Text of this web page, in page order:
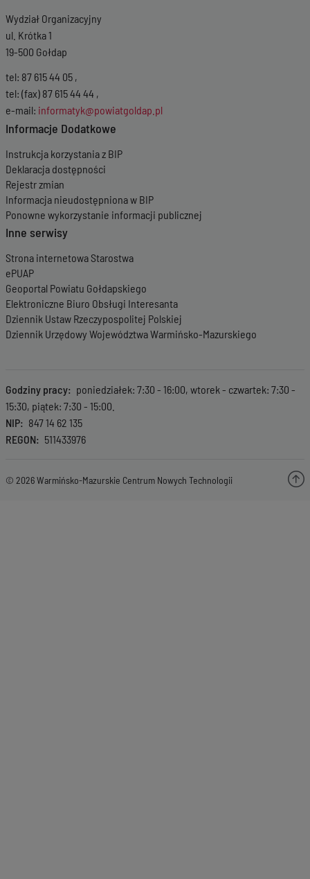
Wydział Organizacyjny
ul. Krótka 1
19-500 Gołdap
tel: 87 615 44 05 ,
tel: (fax) 87 615 44 44 ,
e-mail: informatyk@powiatgoldap.pl
Informacje Dodatkowe
Instrukcja korzystania z BIP
Deklaracja dostępności
Rejestr zmian
Informacja nieudostępniona w BIP
Ponowne wykorzystanie informacji publicznej
Inne serwisy
Strona internetowa Starostwa
ePUAP
Geoportal Powiatu Gołdapskiego
Elektroniczne Biuro Obsługi Interesanta
Dziennik Ustaw Rzeczypospolitej Polskiej
Dziennik Urzędowy Województwa Warmińsko-Mazurskiego
Godziny pracy
poniedziałek: 7:30 - 16:00, wtorek - czwartek: 7:30 -
15:30, piątek: 7:30 - 15:00.
NIP
847 14 62 135
REGON
511433976
© 2026 Warmińsko-Mazurskie Centrum Nowych Technologii